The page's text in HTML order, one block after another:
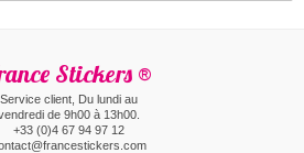
Stickers ®
Service client, Du lundi au
de 9h00 à 13h00.
+33 (0)4 67 94 97 12